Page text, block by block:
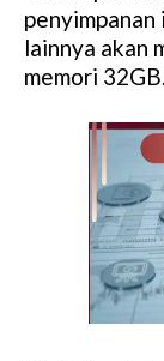
lainnya akan
memori 32GB.